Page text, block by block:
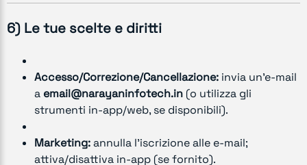
6) Le tue scelte e diritti
Accesso/Correzione/Cancellazione: invia un’e-mail
a email@narayaninfotech.in (o utilizza gli
strumenti in-app/web, se disponibili).
Marketing:annulla l’iscrizione alle e-mail;
attiva/disattiva in-app (se fornito).